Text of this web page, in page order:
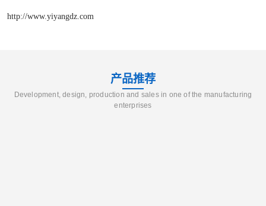
http://www.yiyangdz.com
产品推荐
Development, design, production and sales in one of the manufacturing
enterprises